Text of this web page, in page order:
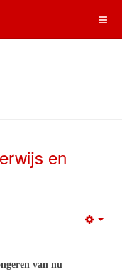
en
van nu